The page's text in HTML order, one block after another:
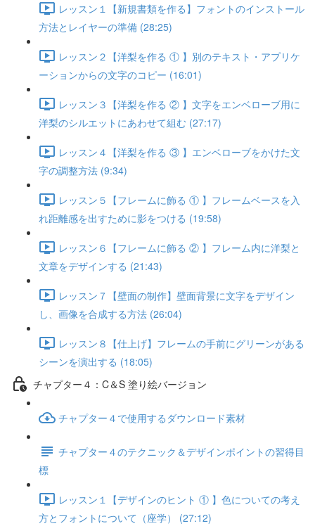
レッスン１【新規書類を作る】フォントのインストール
方法とレイヤーの準備 (28:25)
レッスン２【洋梨を作る ① 】別のテキスト・アプリケ
ーションからの文字のコピー (16:01)
レッスン３【洋梨を作る ② 】文字をエンベローブ用に
洋梨のシルエットにあわせて組む (27:17)
レッスン４【洋梨を作る ③ 】エンベローブをかけた文
字の調整方法 (9:34)
レッスン５【フレームに飾る ① 】フレームベースを入
れ距離感を出すために影をつける (19:58)
レッスン６【フレームに飾る ② 】フレーム内に洋梨と
文章をデザインする (21:43)
レッスン７【壁面の制作】壁面背景に文字をデザイン
し、画像を合成する方法 (26:04)
レッスン８【仕上げ】フレームの手前にグリーンがある
シーンを演出する (18:05)
チャプター４：C＆S 塗り絵バージョン
チャプター４で使用するダウンロード素材
チャプター４のテクニック＆デザインポイントの習得目
標
レッスン１【デザインのヒント ① 】色についての考え
方とフォントについて（座学） (27:12)